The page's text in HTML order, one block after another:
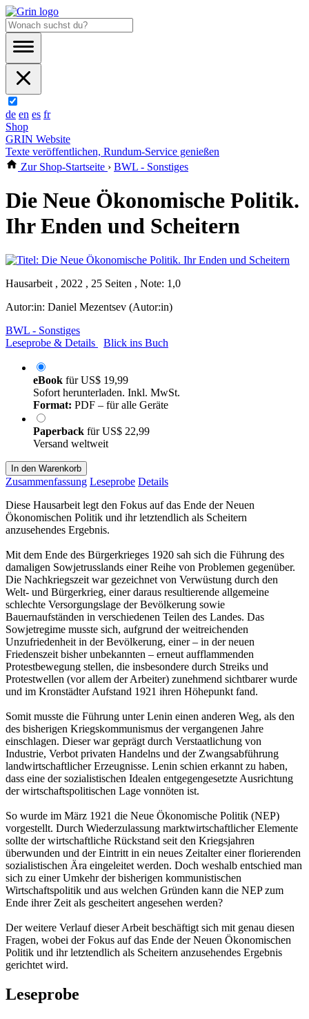
de en es fr
Shop
GRIN Website
Texte veröffentlichen, Rundum-Service genießen
Zur Shop-Startseite › BWL - Sonstiges
Die Neue Ökonomische Politik.
Ihr Enden und Scheitern
Hausarbeit , 2022 , 25 Seiten , Note: 1,0
Autor:in: Daniel Mezentsev (Autor:in)
BWL - Sonstiges
Leseprobe & Details
Blick ins Buch
eBook fürUS$ 19,99
Sofort herunterladen. Inkl. MwSt.
Format: PDF – für alle Geräte
Paperback fürUS$ 22,99
Versand weltweit
In den Warenkorb
Zusammenfassung Leseprobe Details
Diese Hausarbeit legt den Fokus auf das Ende der Neuen
Ökonomischen Politik und ihr letztendlich als Scheitern
anzusehendes Ergebnis.
Mit dem Ende des Bürgerkrieges 1920 sah sich die Führung des
damaligen Sowjetrusslands einer Reihe von Problemen gegenüber.
Die Nachkriegszeit war gezeichnet von Verwüstung durch den
Welt- und Bürgerkrieg, einer daraus resultierende allgemeine
schlechte Versorgungslage der Bevölkerung sowie
Bauernaufständen in verschiedenen Teilen des Landes. Das
Sowjetregime musste sich, aufgrund der weitreichenden
Unzufriedenheit in der Bevölkerung, einer – in der neuen
Friedenszeit bisher unbekannten – erneut aufflammenden
Protestbewegung stellen, die insbesondere durch Streiks und
Protestwellen (vor allem der Arbeiter) zunehmend sichtbarer wurde
und im Kronstädter Aufstand 1921 ihren Höhepunkt fand.
Somit musste die Führung unter Lenin einen anderen Weg, als den
des bisherigen Kriegskommunismus der vergangenen Jahre
einschlagen. Dieser war geprägt durch Verstaatlichung von
Industrie, Verbot privaten Handelns und der Zwangsabführung
landwirtschaftlicher Erzeugnisse. Lenin schien erkannt zu haben,
dass eine der sozialistischen Idealen entgegengesetzte Ausrichtung
der wirtschaftspolitischen Lage vonnöten ist.
So wurde im März 1921 die Neue Ökonomische Politik (NEP)
vorgestellt. Durch Wiederzulassung marktwirtschaftlicher Elemente
sollte der wirtschaftliche Rückstand seit den Kriegsjahren
überwunden und der Eintritt in ein neues Zeitalter einer florierenden
sozialistischen Ära eingeleitet werden. Doch weshalb entschied man
sich zu einer Umkehr der bisherigen kommunistischen
Wirtschaftspolitik und aus welchen Gründen kann die NEP zum
Ende ihrer Zeit als gescheitert angesehen werden?
Der weitere Verlauf dieser Arbeit beschäftigt sich mit genau diesen
Fragen, wobei der Fokus auf das Ende der Neuen Ökonomischen
Politik und ihr letztendlich als Scheitern anzusehendes Ergebnis
gerichtet wird.
Leseprobe